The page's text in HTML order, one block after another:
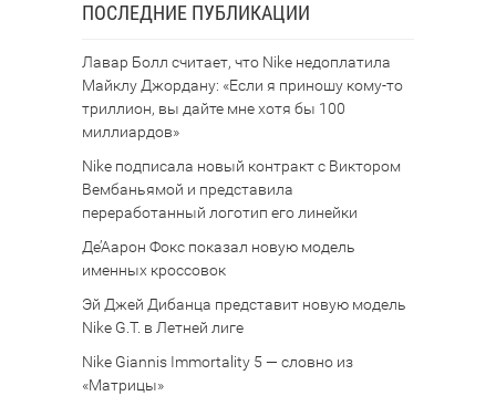
ПОСЛЕДНИЕ ПУБЛИКАЦИИ
Лавар Болл считает, что Nike недоплатила
Майклу Джордану: «Если я приношу кому-то
триллион, вы дайте мне хотя бы 100
миллиардов»
Nike подписала новый контракт с Виктором
Вембаньямой и представила
переработанный логотип его линейки
Де’Аарон Фокс показал новую модель
именных кроссовок
Эй Джей Дибанца представит новую модель
Nike G.T. в Летней лиге
Nike Giannis Immortality 5 — словно из
«Матрицы»